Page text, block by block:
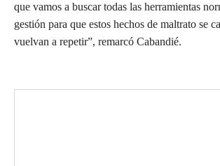
que vamos a buscar todas las herramientas
gestión para que estos hechos de maltrato se
vuelvan a repetir”, remarcó Cabandié.